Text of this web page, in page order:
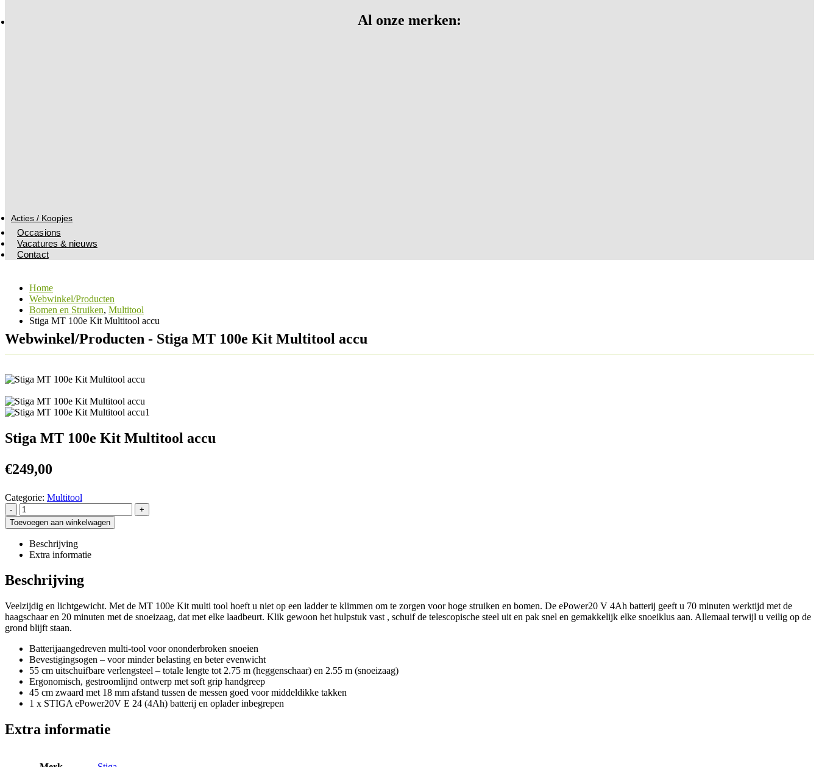
Al onze merken:
Acties / Koopjes
Occasions
Vacatures & nieuws
Contact
Home
Webwinkel/Producten
Bomen en Struiken, Multitool
Stiga MT 100e Kit Multitool accu
Webwinkel/Producten - Stiga MT 100e Kit Multitool accu
Stiga MT 100e Kit Multitool accu
€249,00
Categorie: Multitool
-
+
Toevoegen aan winkelwagen
Beschrijving
Extra informatie
Beschrijving
Veelzijdig en lichtgewicht. Met de MT 100e Kit multi tool hoeft u niet op een ladder te klimmen om te zorgen voor hoge struiken en bomen. De ePower20 V 4Ah batterij geeft u 70 minuten werktijd met de
haagschaar en 20 minuten met de snoeizaag, dat met elke laadbeurt. Klik gewoon het hulpstuk vast , schuif de telescopische steel uit en pak snel en gemakkelijk elke snoeiklus aan. Allemaal terwijl u veilig op de
grond blijft staan.
Batterijaangedreven multi-tool voor ononderbroken snoeien
Bevestigingsogen – voor minder belasting en beter evenwicht
55 cm uitschuifbare verlengsteel – totale lengte tot 2.75 m (heggenschaar) en 2.55 m (snoeizaag)
Ergonomisch, gestroomlijnd ontwerp met soft grip handgreep
45 cm zwaard met 18 mm afstand tussen de messen goed voor middeldikke takken
1 x STIGA ePower20V E 24 (4Ah) batterij en oplader inbegrepen
Extra informatie